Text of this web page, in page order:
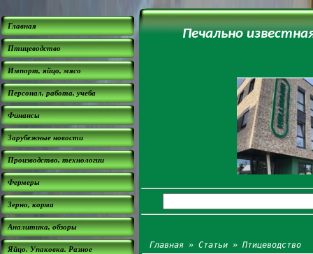
Главная
Птицеводство
Импорт, яйцо, мясо
Персонал, работа, учеба
Финансы
Зарубежные новости
Производство, технологии
Фермеры
Зерно, корма
Аналитика, обзоры
Яйцо. Упаковка. Разное
Печально
Главная »Статьи »Птицеводство